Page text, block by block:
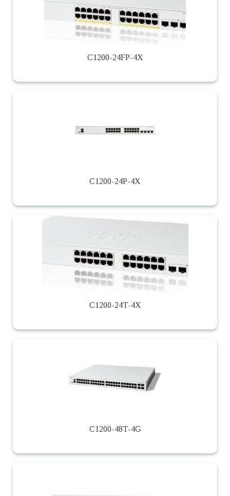
C1200-24FP-4X
C1200-24P-4X
C1200-24T-4X
C1200-48T-4G